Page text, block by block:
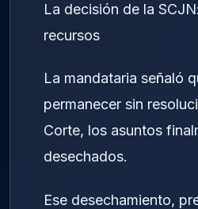
La decisión de la
recursos
La mandataria señaló
permanecer sin
Corte, los asuntos
desechados.
Ese desechamiento,